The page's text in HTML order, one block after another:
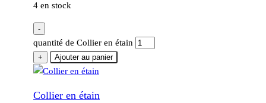
4 en stock
-
quantité de Collier en étain
+ Ajouter au panier
Collier en étain